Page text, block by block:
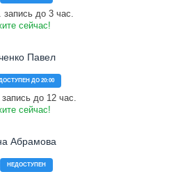
запись до 3 час.
сейчас!
Павел
ДО 20:00
до 12 час.
сейчас!
Абрамова
НЕДОСТУПЕН